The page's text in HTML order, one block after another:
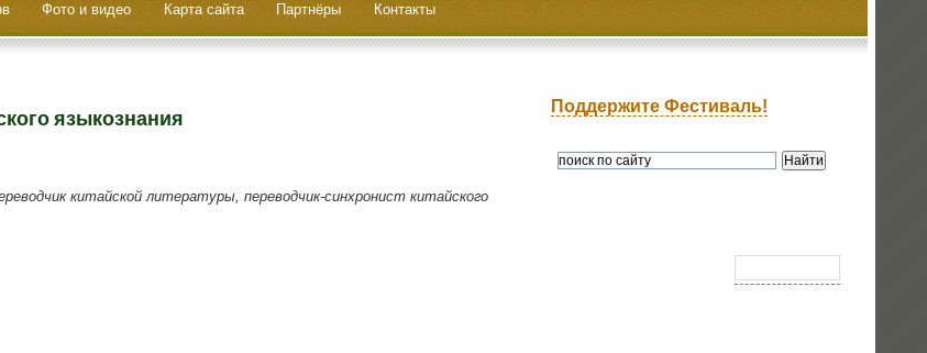
Фото и видео Карта сайта Партнёры Контакты
языкознания
китай­ской лите­ра­ту­ры, пере­вод­чик-син­хро­нист китай­ско­го
Поддержите Фестиваль!